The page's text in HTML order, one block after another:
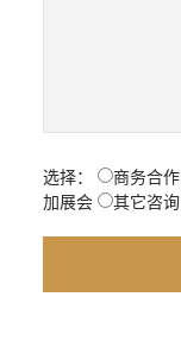
选择： 商务合作
加展会
其它咨询